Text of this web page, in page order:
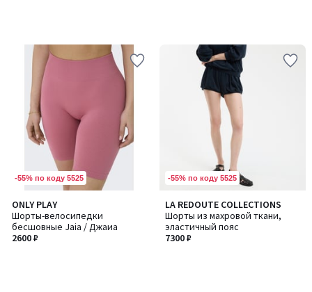
-55% по коду 5525
ONLY PLAY
Шорты-велосипедки
бесшовные Jaia / Джаиа
2600 ₽
-55% по коду 5525
LA REDOUTE COLLECTIONS
Шорты из махровой ткани,
эластичный пояс
7300 ₽